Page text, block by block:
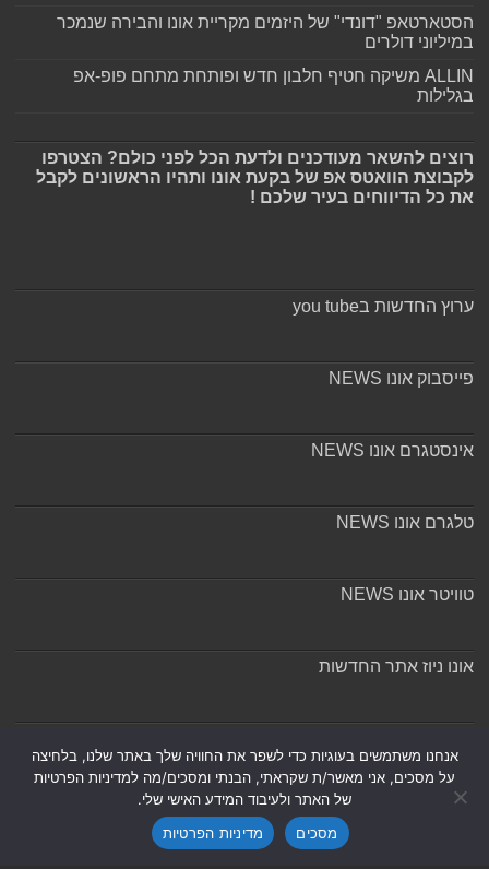
הסטארטאפ "דונדי" של היזמים מקריית אונו והבירה שנמכר
במיליוני דולרים
ALLIN משיקה חטיף חלבון חדש ופותחת מתחם פופ-אפ
בגלילות
רוצים להשאר מעודכנים ולדעת הכל לפני כולם? הצטרפו
לקבוצת הוואטס אפ של בקעת אונו ותהיו הראשונים לקבל
את כל הדיווחים בעיר שלכם !
ערוץ החדשות בyou tube
פייסבוק אונו NEWS
אינסטגרם אונו NEWS
טלגרם אונו NEWS
טוויטר אונו NEWS
אונו ניוז אתר החדשות
אנחנו משתמשים בעוגיות כדי לשפר את החוויה שלך באתר שלנו, בלחיצה
על מסכים, אני מאשר/ת שקראתי, הבנתי ומסכים/מה למדיניות הפרטיות
של האתר ולעיבוד המידע האישי שלי.
מסכים
מדיניות הפרטיות